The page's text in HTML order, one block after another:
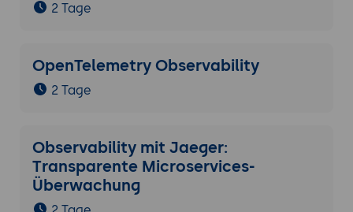
2 Tage
OpenTelemetry Observability
2 Tage
Observability mit Jaeger:
Transparente Microservices-
Überwachung